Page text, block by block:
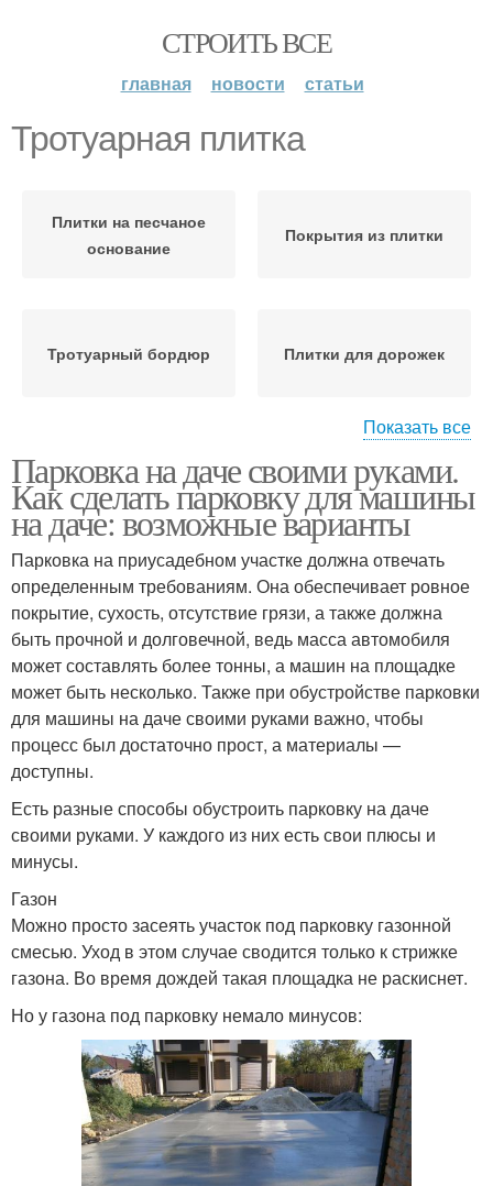
СТРОИТЬ ВСЕ
главная новости статьи
Тротуарная плитка
Плитки на песчаное
основание
Покрытия из плитки
Тротуарный бордюр Плитки для дорожек
Плитка от цемента
тротуарной плитке
Жвачка на тротуарной
плитке
Планировка под
тротуарную плитку
Парковка из тротуарной
плитки
Показать все
Парковка на даче своими руками.
Как сделать парковку для машины
на даче: возможные варианты
Парковка на приусадебном участке должна отвечать
определенным требованиям. Она обеспечивает ровное
покрытие, сухость, отсутствие грязи, а также должна
быть прочной и долговечной, ведь масса автомобиля
может составлять более тонны, а машин на площадке
может быть несколько. Также при обустройстве парковки
для машины на даче своими руками важно, чтобы
процесс был достаточно прост, а материалы —
доступны.
Есть разные способы обустроить парковку на даче
своими руками. У каждого из них есть свои плюсы и
минусы.
Газон
Можно просто засеять участок под парковку газонной
смесью. Уход в этом случае сводится только к стрижке
газона. Во время дождей такая площадка не раскиснет.
Но у газона под парковку немало минусов: